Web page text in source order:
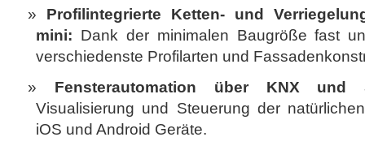
Profilintegrierte Ketten- und
mini: Dank der minimalen Baugröße fast
verschiedenste Profilarten und
Fensterautomation über KNX und
Visualisierung und Steuerung der
iOS und Android Geräte.